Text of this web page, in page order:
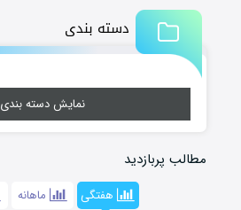
دسته بندی
نمایش دسته بندی
مطالب پربازدید
هفتگی ماهانه